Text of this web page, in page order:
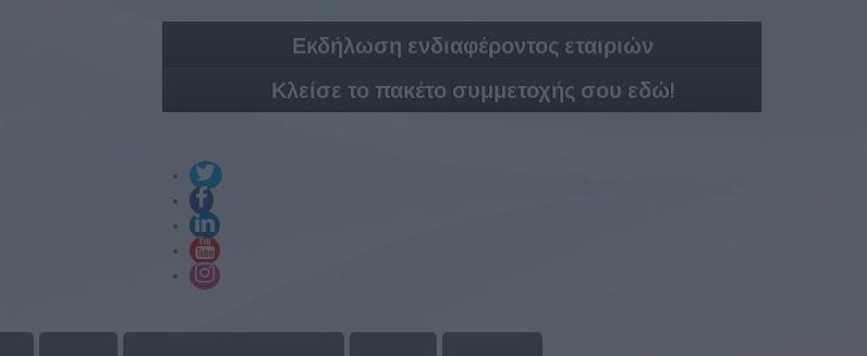
Εκδήλωση ενδιαφέροντος εταιριών
Κλείσε το πακέτο συμμετοχής σου εδώ!